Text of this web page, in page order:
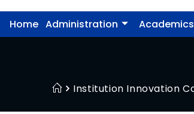
Home Administration Academics
Institution Innovation